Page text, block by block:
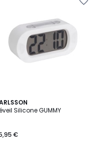
Silicone GUMMY
€